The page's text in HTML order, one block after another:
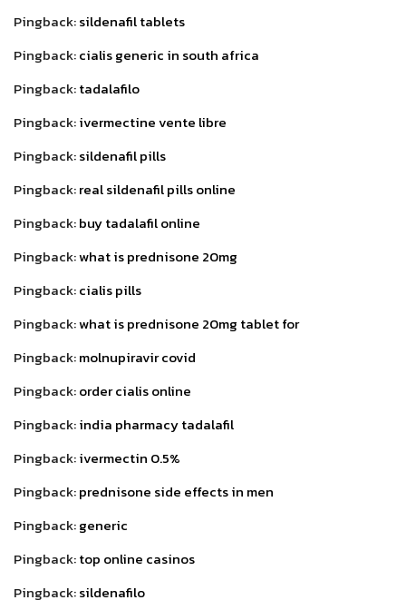
Pingback:sildenafil tablets
Pingback:cialis generic in south africa
Pingback:tadalafilo
Pingback:ivermectine vente libre
Pingback:sildenafil pills
Pingback:real sildenafil pills online
Pingback:buy tadalafil online
Pingback:what is prednisone 20mg
Pingback:cialis pills
Pingback:what is prednisone 20mg tablet for
Pingback:molnupiravir covid
Pingback:order cialis online
Pingback:india pharmacy tadalafil
Pingback:ivermectin 0.5%
Pingback:prednisone side effects in men
Pingback:generic
Pingback:top online casinos
Pingback:sildenafilo